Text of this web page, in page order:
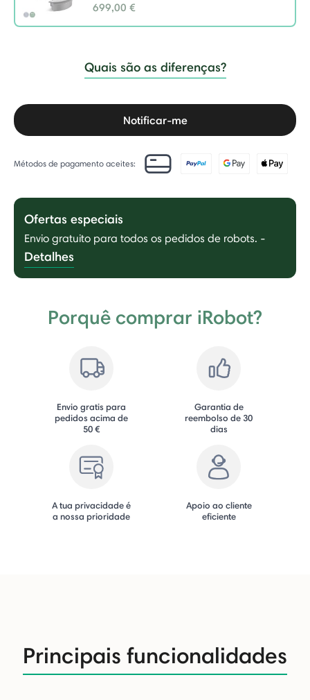
699,00 €
selected
Quais são as diferenças?
Notificar-me
Métodos de pagamento aceites:
Ofertas especiais
Envio gratuito para todos os pedidos de robots. -
Detalhes
Porquê comprar iRobot?
Envio gratis para
pedidos acima de
50 €
Garantia de
reembolso de 30
dias
A tua privacidade é
a nossa prioridade
Apoio ao cliente
eficiente
Principais funcionalidades